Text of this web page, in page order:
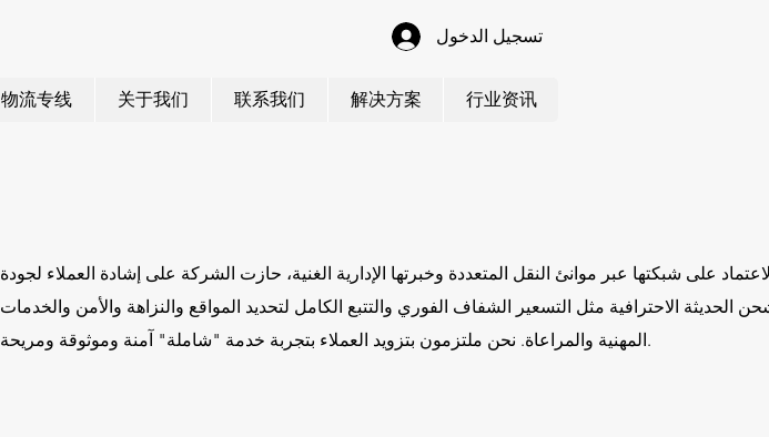
تسجيل الدخول
物流专线 关于我们 联系我们 解决方案 行业资讯
على شبكتها عبر موانئ النقل المتعددة وخبرتها الإدارية الغنية، حازت الشركة على إشادة العملاء لجودة
الحديثة الاحترافية مثل التسعير الشفاف الفوري والتتبع الكامل لتحديد المواقع والنزاهة والأمن والخدمات
المهنية والمراعاة. نحن ملتزمون بتزويد العملاء بتجربة خدمة "شاملة" آمنة وموثوقة ومريحة.